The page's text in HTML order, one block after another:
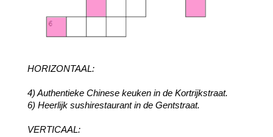
HORIZONTAAL:
4) Authentieke Chinese keuken in de Kortrijkstraat.
6) Heerlijk sushirestaurant in de Gentstraat.
VERTICAAL: